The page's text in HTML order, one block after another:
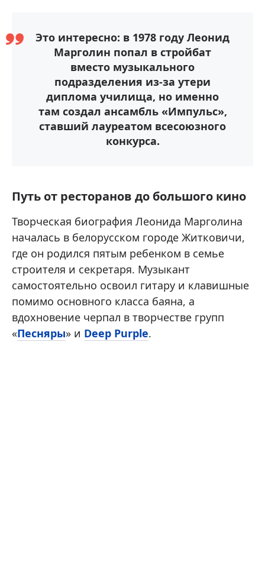
Это интересно: в 1978 году Леонид
Марголин попал в стройбат
вместо музыкального
подразделения из-за утери
диплома училища, но именно
там создал ансамбль «Импульс»,
ставший лауреатом всесоюзного
конкурса.
Путь от ресторанов до большого кино
Творческая биография Леонида Марголина
началась в белорусском городе Житковичи,
где он родился пятым ребенком в семье
строителя и секретаря. Музыкант
самостоятельно освоил гитару и клавишные
помимо основного класса баяна, а
вдохновение черпал в творчестве групп
«Песняры» и Deep Purple.